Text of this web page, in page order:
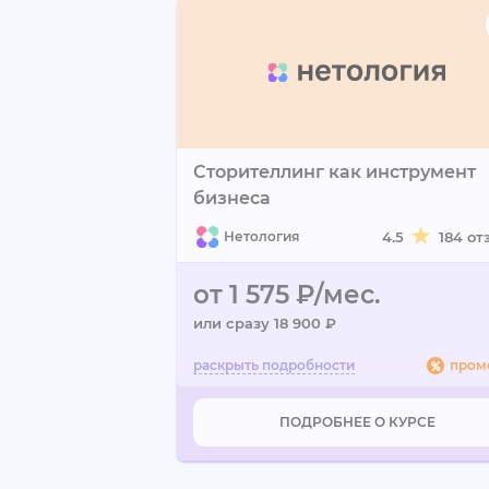
Сторителлинг как инструмент
бизнеса
Нетология 4.5 184
от 1 575 ₽/мес.
или сразу 18 900 ₽
ПОДРОБНЕЕ О КУРСЕ